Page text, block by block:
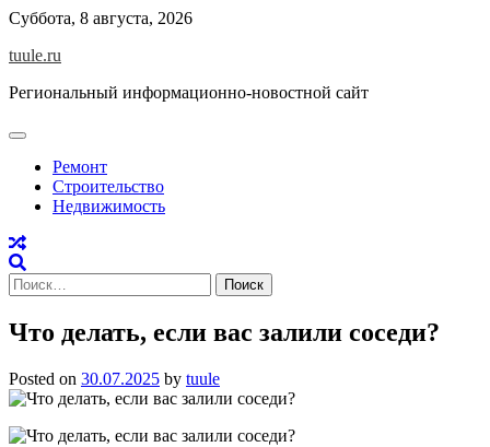
Skip
content
Суббота, 8 августа, 2026
tuule.ru
Региональный информационно-новостной сайт
Ремонт
Строительство
Недвижимость
Найти:
Что делать, если вас залили соседи?
Posted on 30.07.2025 by tuule